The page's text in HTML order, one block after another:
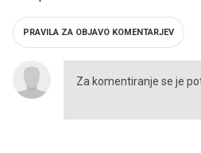
PRAVILA ZA OBJAVO KOMENTARJEV